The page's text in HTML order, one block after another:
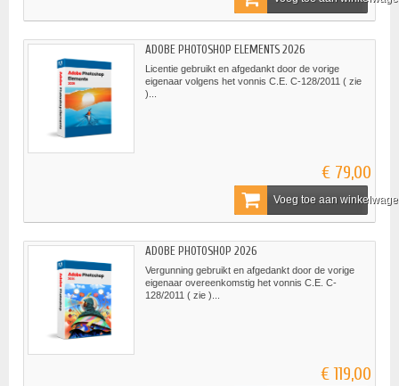
ADOBE PHOTOSHOP ELEMENTS 2026
Licentie gebruikt en afgedankt door de vorige
eigenaar volgens het vonnis C.E. C-128/2011 ( zie
)...
€ 79,00
Voeg toe aan
ADOBE PHOTOSHOP 2026
Vergunning gebruikt en afgedankt door de vorige
eigenaar overeenkomstig het vonnis C.E. C-
128/2011 ( zie )...
€ 119,00